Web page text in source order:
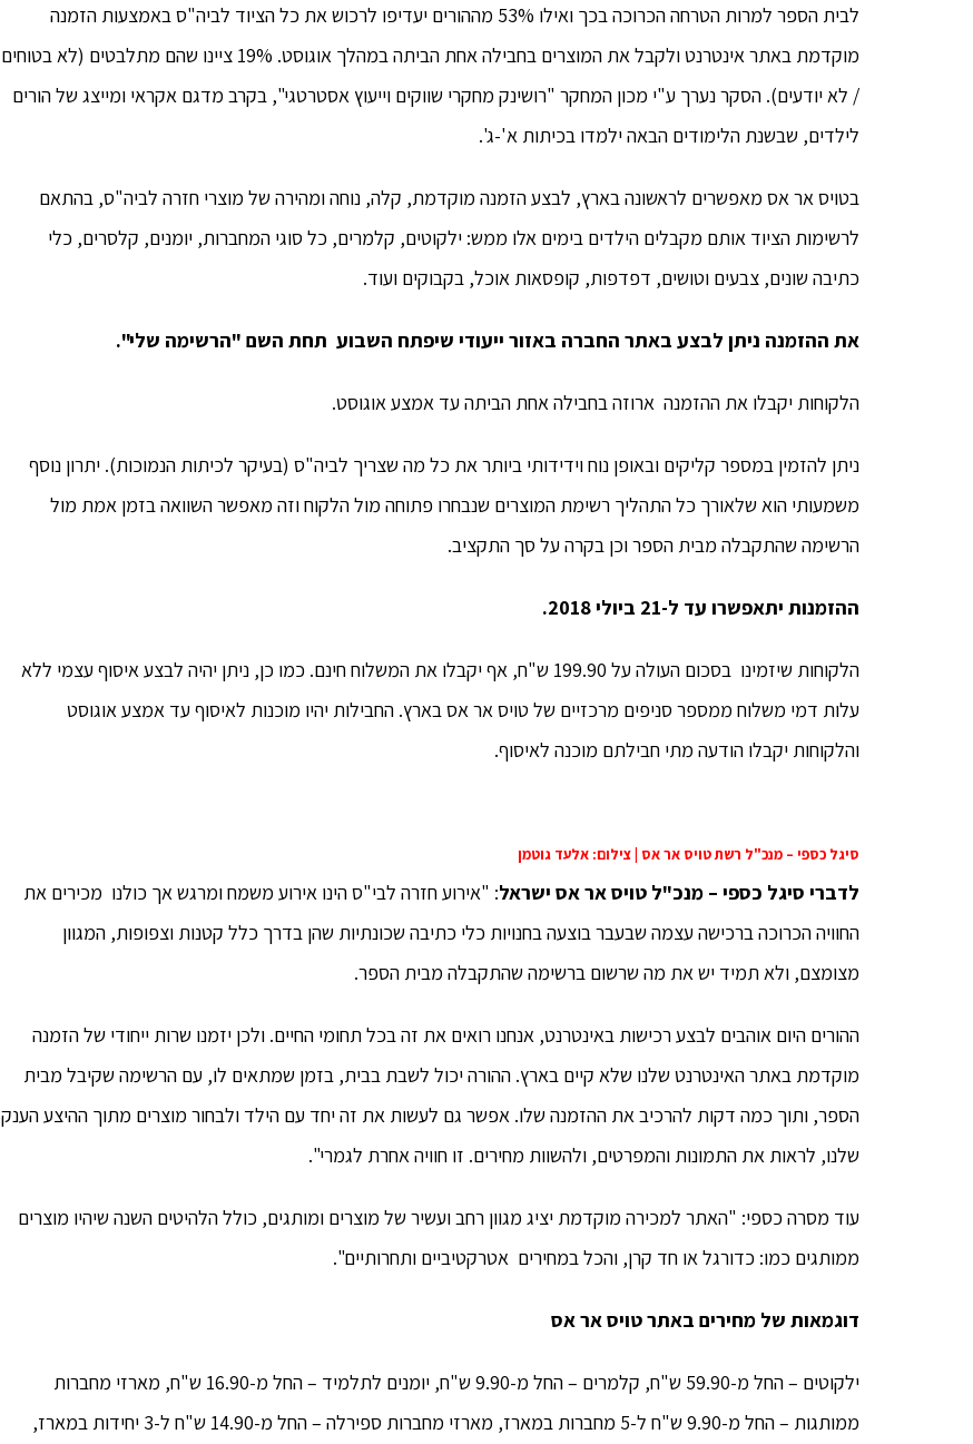
לבית הספר למרות הטרחה הכרוכה בכך ואילו 53% מההורים יעדיפו לרכוש את כל הציוד לביה"ס באמצעות הזמנה
מוקדמת באתר אינטרנט ולקבל את המוצרים בחבילה אחת הביתה במהלך אוגוסט. 19% ציינו שהם מתלבטים (לא בטוחים
/ לא יודעים). הסקר נערך ע"י מכון המחקר "רושינק מחקרי שווקים וייעוץ אסטרטגי", בקרב מדגם אקראי ומייצג של הורים
לילדים, שבשנת הלימודים הבאה ילמדו בכיתות א'-ג'.
בטויס אר אס מאפשרים לראשונה בארץ, לבצע הזמנה מוקדמת, קלה, נוחה ומהירה של מוצרי חזרה לביה"ס, בהתאם
לרשימות הציוד אותם מקבלים הילדים בימים אלו ממש: ילקוטים, קלמרים, כל סוגי המחברות, יומנים, קלסרים, כלי
כתיבה שונים, צבעים וטושים, דפדפות, קופסאות אוכל, בקבוקים ועוד.
את ההזמנה ניתן לבצע באתר החברה באזור ייעודי שיפתח השבוע תחת השם "הרשימה שלי".
הלקוחות יקבלו את ההזמנה ארוזה בחבילה אחת הביתה עד אמצע אוגוסט.
ניתן להזמין במספר קליקים ובאופן נוח וידידותי ביותר את כל מה שצריך לביה"ס (בעיקר לכיתות הנמוכות). יתרון נוסף
משמעותי הוא שלאורך כל התהליך רשימת המוצרים שנבחרו פתוחה מול הלקוח וזה מאפשר השוואה בזמן אמת מול
הרשימה שהתקבלה מבית הספר וכן בקרה על סך התקציב.
ההזמנות יתאפשרו עד ל-21 ביולי 2018.
הלקוחות שיזמינו בסכום העולה על 199.90 ש"ח, אף יקבלו את המשלוח חינם. כמו כן, ניתן יהיה לבצע איסוף עצמי ללא
עלות דמי משלוח ממספר סניפים מרכזיים של טויס אר אס בארץ. החבילות יהיו מוכנות לאיסוף עד אמצע אוגוסט
והלקוחות יקבלו הודעה מתי חבילתם מוכנה לאיסוף.
סיגל כספי – מנכ"ל רשת טויס אר אס | צילום: אלעד גוטמן
לדברי סיגל כספי – מנכ"ל טויס אר אס ישראל: "אירוע חזרה לבי"ס הינו אירוע משמח ומרגש אך כולנו מכירים את
החוויה הכרוכה ברכישה עצמה שבעבר בוצעה בחנויות כלי כתיבה שכונתיות שהן בדרך כלל קטנות וצפופות, המגוון
מצומצם, ולא תמיד יש את מה שרשום ברשימה שהתקבלה מבית הספר.
ההורים היום אוהבים לבצע רכישות באינטרנט, אנחנו רואים את זה בכל תחומי החיים. ולכן יזמנו שרות ייחודי של הזמנה
מוקדמת באתר האינטרנט שלנו שלא קיים בארץ. ההורה יכול לשבת בבית, בזמן שמתאים לו, עם הרשימה שקיבל מבית
הספר, ותוך כמה דקות להרכיב את ההזמנה שלו. אפשר גם לעשות את זה יחד עם הילד ולבחור מוצרים מתוך ההיצע הענק
שלנו, לראות את התמונות והמפרטים, ולהשוות מחירים. זו חוויה אחרת לגמרי".
עוד מסרה כספי: "האתר למכירה מוקדמת יציג מגוון רחב ועשיר של מוצרים ומותגים, כולל הלהיטים השנה שיהיו מוצרים
ממותגים כמו: כדורגל או חד קרן, והכל במחירים אטרקטיביים ותחרותיים".
דוגמאות של מחירים באתר טויס אר אס
ילקוטים – החל מ-59.90 ש"ח, קלמרים – החל מ-9.90 ש"ח, יומנים לתלמיד – החל מ-16.90 ש"ח, מארזי מחברות
ממותגות – החל מ-9.90 ש"ח ל-5 מחברות במארז, מארזי מחברות ספירלה – החל מ-14.90 ש"ח ל-3 יחידות במארז,